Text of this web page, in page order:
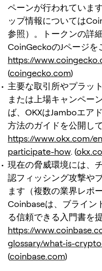
ペーンが行われていま
ップ情報については
参照）。トークンの詳
CoinGeckoのJページを
https://
(coingecko.com)
主要な取引所やプラッ
または上場キャンペー
ば、OKXはJamboエア
方法のガイドを公開し
https://www.okx.com/
participate-how. (
現在の脅威環境には、
認フィッシング攻撃や
ます（複数の業界レポ
Coinbaseは、ブライン
る信頼できる入門書を
https://
glossary/what-is-
(coinbase.com)